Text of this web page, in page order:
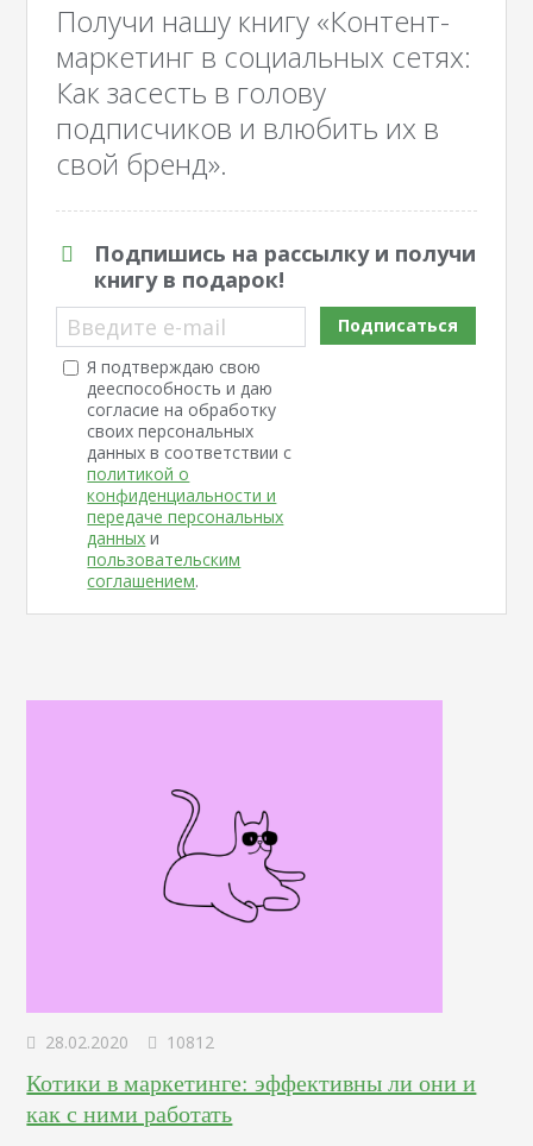
Получи нашу книгу «Контент-
маркетинг в социальных сетях:
Как засесть в голову
подписчиков и влюбить их в
свой бренд».
Подпишись на рассылку и получи
книгу в подарок!
Введите e-mail
Я подтверждаю свою
дееспособность и даю
согласие на обработку
своих персональных
данных в соответствии с
политикой о
конфиденциальности и
передаче персональных
данных и
пользовательским
соглашением.
Подписаться
28.02.2020 10812
Котики в маркетинге: эффективны ли они и
как с ними работать